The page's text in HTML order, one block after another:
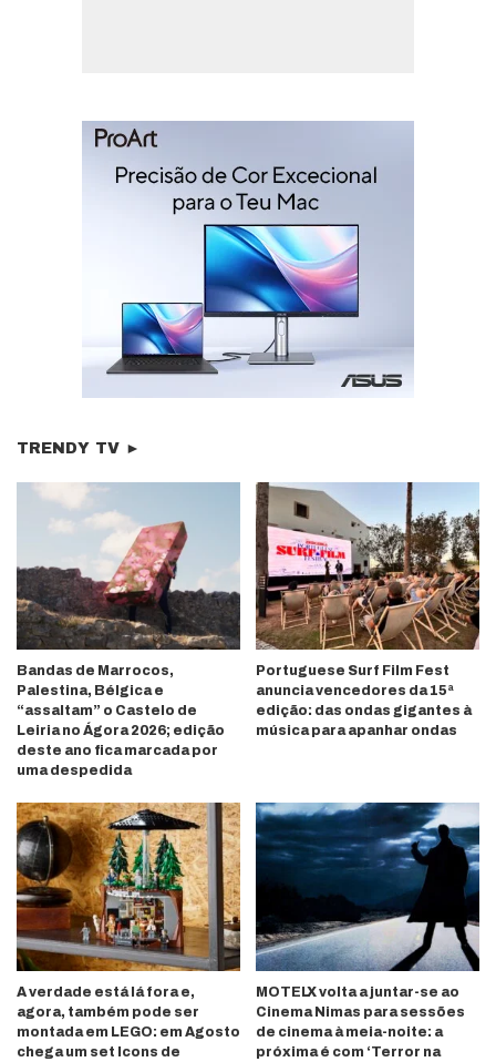
TRENDY TV ►
Bandas de Marrocos,
Palestina, Bélgica e
“assaltam” o Castelo de
Leiria no Ágora 2026; edição
deste ano fica marcada por
uma despedida
Portuguese Surf Film Fest
anuncia vencedores da 15ª
edição: das ondas gigantes à
música para apanhar ondas
A verdade está lá fora e,
agora, também pode ser
montada em LEGO: em Agosto
chega um set Icons de
MOTELX volta a juntar-se ao
Cinema Nimas para sessões
de cinema à meia-noite: a
próxima é com ‘Terror na